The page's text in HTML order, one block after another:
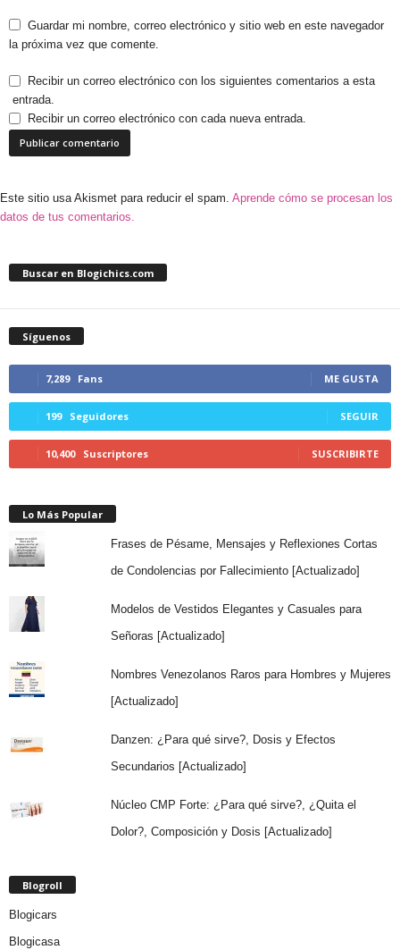
Guardar mi nombre, correo electrónico y sitio web en este navegador
la próxima vez que comente.
Recibir un correo electrónico con los siguientes comentarios a esta
entrada.
Recibir un correo electrónico con cada nueva entrada.
Este sitio usa Akismet para reducir el spam. Aprende cómo se procesan los
datos de tus comentarios.
Buscar en Blogichics.com
Síguenos
7,289 Fans ME GUSTA
199 Seguidores SEGUIR
10,400 Suscriptores SUSCRIBIRTE
Lo Más Popular
Frases de Pésame, Mensajes y Reflexiones Cortas
de Condolencias por Fallecimiento [Actualizado]
Modelos de Vestidos Elegantes y Casuales para
Señoras [Actualizado]
Nombres Venezolanos Raros para Hombres y Mujeres
[Actualizado]
Danzen: ¿Para qué sirve?, Dosis y Efectos
Secundarios [Actualizado]
Núcleo CMP Forte: ¿Para qué sirve?, ¿Quita el
Dolor?, Composición y Dosis [Actualizado]
Blogroll
Blogicars
Blogicasa